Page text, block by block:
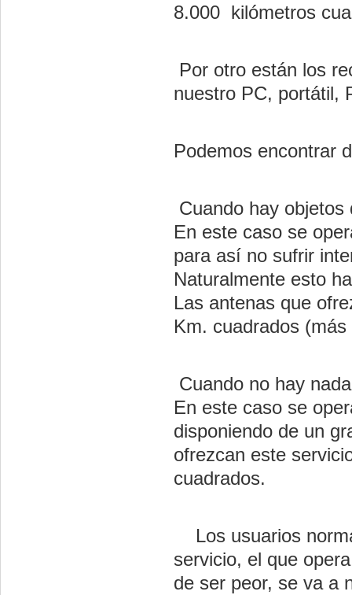
8.000 kilómetros
Por otro están los
nuestro PC, portátil,
Podemos encontrar
Cuando hay
En este caso se
para así no sufrir
Naturalmente esto
Las antenas que
Km. cuadrados
Cuando no hay
En este caso se
disponiendo de un
ofrezcan este
cuadrados.
Los usuarios
servicio, el que
de ser peor, se va a